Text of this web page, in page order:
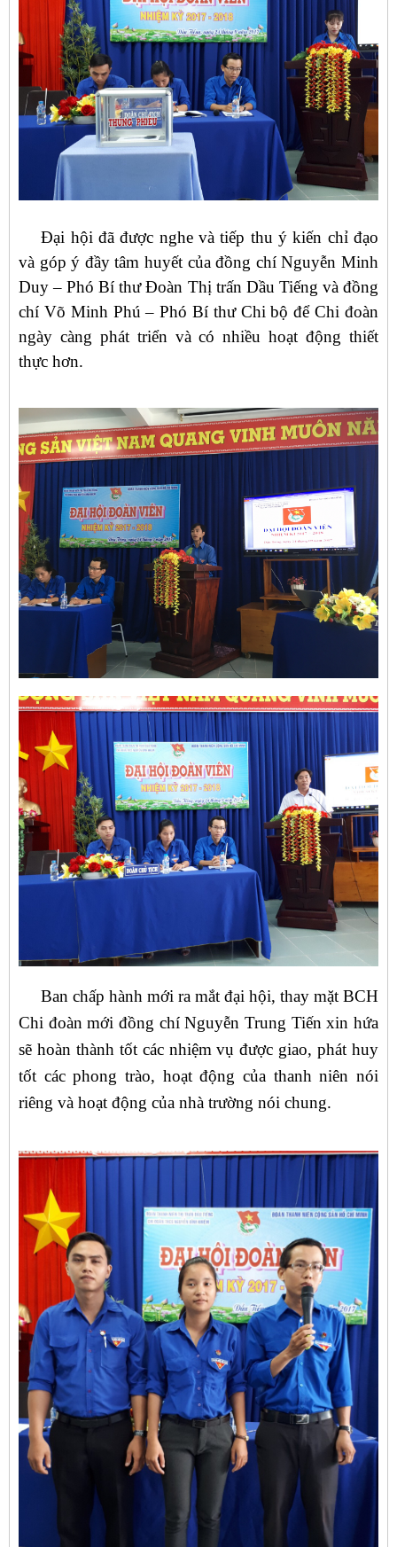
Đại hội đã được nghe và tiếp thu ý kiến chỉ đạo
và góp ý đầy tâm huyết của đồng chí Nguyễn Minh
Duy – Phó Bí thư Đoàn Thị trấn Dầu Tiếng và đồng
chí Võ Minh Phú – Phó Bí thư Chi bộ để Chi đoàn
ngày càng phát triển và có nhiều hoạt động thiết
thực hơn.
Ban chấp hành mới ra mắt đại hội, thay mặt BCH
Chi đoàn mới đồng chí Nguyễn Trung Tiến xin hứa
sẽ hoàn thành tốt các nhiệm vụ được giao, phát huy
tốt các phong trào, hoạt động của thanh niên nói
riêng và hoạt động của nhà trường nói chung.